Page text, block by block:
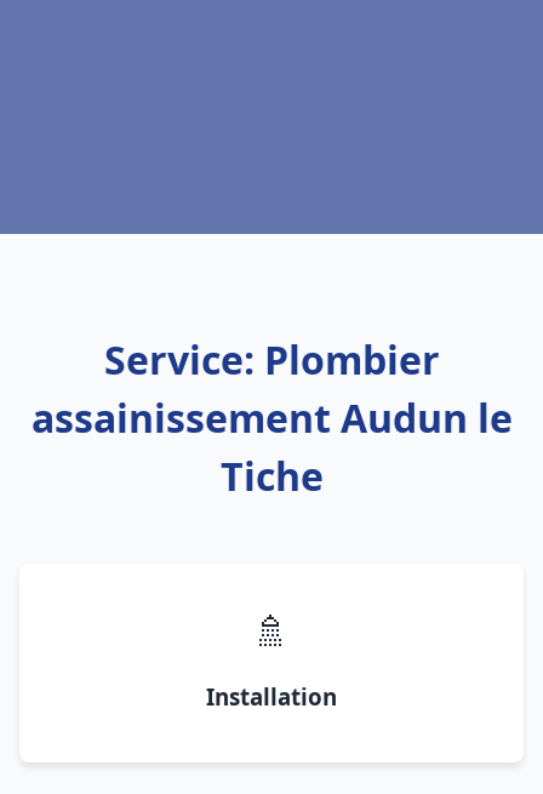
Service: Plombier
assainissement Audun le
Tiche
🚿
Installation